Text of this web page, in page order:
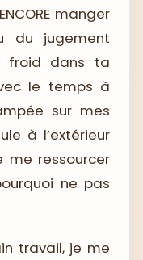
manger
du jugement
froid dans ta
le temps à
sur mes
à l’extérieur
me ressourcer
ne pas
travail, je me